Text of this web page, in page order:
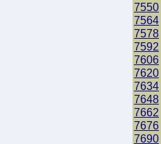
7550
7564
7578
7592
7606
7620
7634
7648
7662
7676
7690